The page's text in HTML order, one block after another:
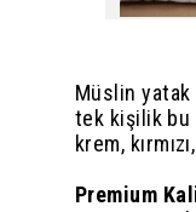
Müslin yatak
tek kişilik bu
krem,
Premium